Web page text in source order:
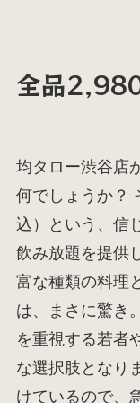
全品
均タロー渋谷店
何でしょうか？
込）という、信
飲み放題を提供
富な種類の料理
は、まさに驚き
を重視する若者
な選択肢となり
けているので、